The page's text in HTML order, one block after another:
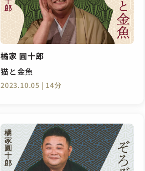
橘家 圓十郎
猫と金魚
2023.10.05 | 14分